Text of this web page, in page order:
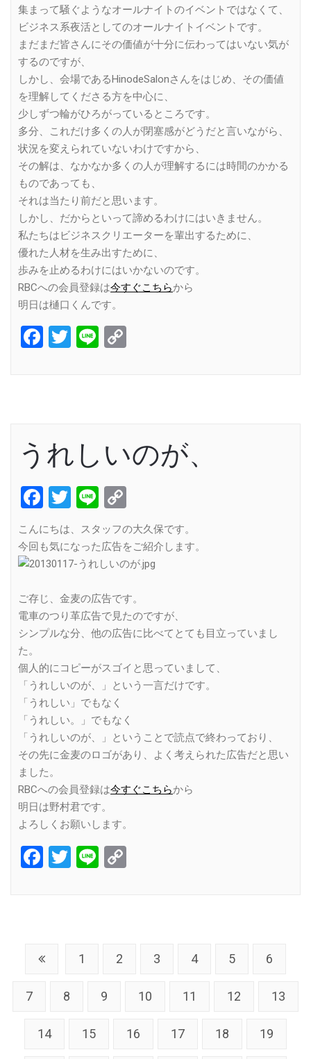
集まって騒ぐようなオールナイトのイベントではなくて、
ビジネス系夜活としてのオールナイトイベントです。
まだまだ皆さんにその価値が十分に伝わってはいない気が
するのですが、
しかし、会場であるHinodeSalonさんをはじめ、その価値
を理解してくださる方を中心に、
少しずつ輪がひろがっているところです。
多分、これだけ多くの人が閉塞感がどうだと言いながら、
状況を変えられていないわけですから、
その解は、なかなか多くの人が理解するには時間のかかる
ものであっても、
それは当たり前だと思います。
しかし、だからといって諦めるわけにはいきません。
私たちはビジネスクリエーターを輩出するために、
優れた人材を生み出すために、
歩みを止めるわけにはいかないのです。
RBCへの会員登録は今すぐこちらから
明日は樋口くんです。
Facebook
Twitter
Line
うれしいのが、
Facebook
Twitter
Line
Link
こんにちは、スタッフの大久保です。
今回も気になった広告をご紹介します。
ご存じ、金麦の広告です。
電車のつり革広告で見たのですが、
シンプルな分、他の広告に比べてとても目立っていまし
た。
個人的にコピーがスゴイと思っていまして、
「うれしいのが、」という一言だけです。
「うれしい」でもなく
「うれしい。」でもなく
「うれしいのが、」ということで読点で終わっており、
その先に金麦のロゴがあり、よく考えられた広告だと思い
ました。
RBCへの会員登録は今すぐこちらから
明日は野村君です。
よろしくお願いします。
Facebook
Twitter
Line
1 2 3 4 5 6
7 8 9 10 11 12 13
14 15 16 17 18 19